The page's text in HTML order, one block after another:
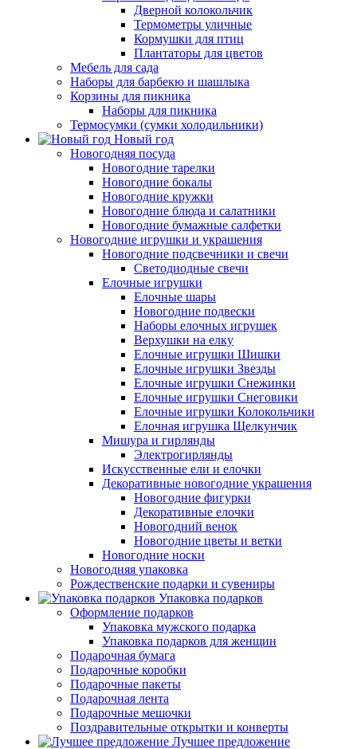
Дверной колокольчик
Термометры уличные
Кормушки для птиц
Плантаторы для цветов
Мебель для сада
Наборы для барбекю и шашлыка
Корзины для пикника
Наборы для пикника
Термосумки (сумки холодильники)
Новый год
Новогодняя посуда
Новогодние тарелки
Новогодние бокалы
Новогодние кружки
Новогодние блюда и салатники
Новогодние бумажные салфетки
Новогодние игрушки и украшения
Новогодние подсвечники и свечи
Светодиодные свечи
Елочные игрушки
Елочные шары
Новогодние подвески
Наборы елочных игрушек
Верхушки на елку
Елочные игрушки Шишки
Елочные игрушки Звезды
Елочные игрушки Снежинки
Елочные игрушки Снеговики
Елочные игрушки Колокольчики
Елочная игрушка Щелкунчик
Мишура и гирлянды
Электрогирлянды
Искусственные ели и елочки
Декоративные новогодние украшения
Новогодние фигурки
Декоративные елочки
Новогодний венок
Новогодние цветы и ветки
Новогодние носки
Новогодняя упаковка
Рождественские подарки и сувениры
Упаковка подарков
Оформление подарков
Упаковка мужского подарка
Упаковка подарков для женщин
Подарочная бумага
Подарочные коробки
Подарочные пакеты
Подарочная лента
Подарочные мешочки
Поздравительные открытки и конверты
Лучшее предложение